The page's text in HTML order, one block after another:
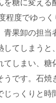
を糖に変える
程度でゆっ
青果卸の担当
してしまうと
てしまい、糖
うです。石焼
じっくりと時